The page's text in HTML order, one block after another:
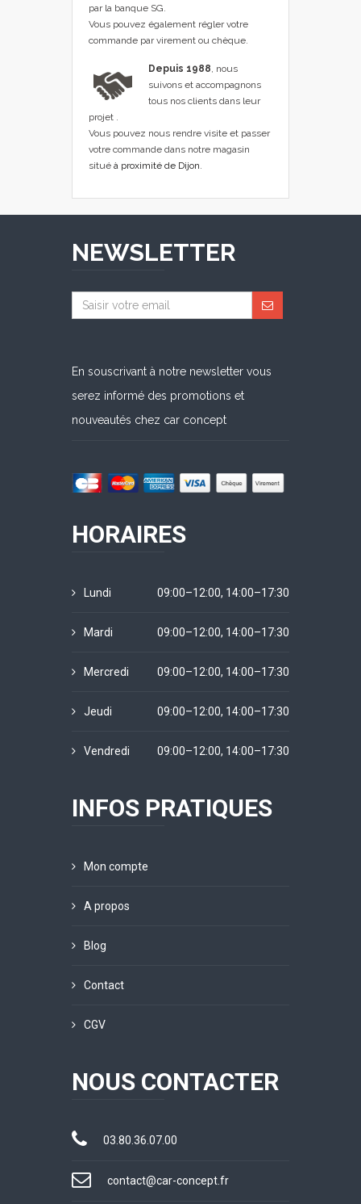
par la banque SG.
Vous pouvez également régler votre
commande par virement ou chèque.
Depuis 1988 , nous
suivons et accompagnons
tous nos clients dans leur
projet .
Vous pouvez nous rendre visite et passer
votre commande dans notre magasin
situé à proximité de Dijon
NEWSLETTER
En souscrivant à notre newsletter vous
serez informé des promotions et
nouveautés chez car concept
HORAIRES
Lundi 09:00–12:00, 14:00–17:30
Mardi 09:00–12:00, 14:00–17:30
Mercredi 09:00–12:00, 14:00–17:30
Jeudi 09:00–12:00, 14:00–17:30
Vendredi 09:00–12:00, 14:00–17:30
INFOS PRATIQUES
Mon compte
A propos
Blog
Contact
CGV
NOUS CONTACTER
03.80.36.07.00
contact@car-concept.fr